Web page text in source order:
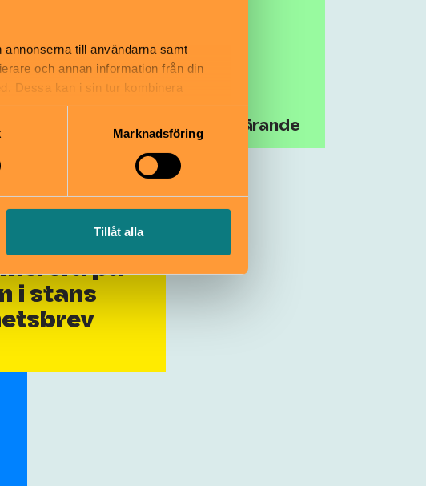
till användarna samt
och annan information från din
Dessa kan i sin tur kombinera
in när du har använt deras tjänster.
Marknadsföring
Tillåt alla
Vetgirigt lärande
på
i stans